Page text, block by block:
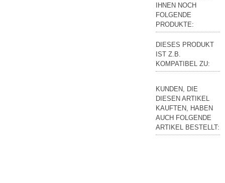
IHNEN NOCH
FOLGENDE
PRODUKTE:
DIESES PRODUKT
IST Z.B.
KOMPATIBEL ZU:
KUNDEN, DIE
DIESEN ARTIKEL
KAUFTEN, HABEN
AUCH FOLGENDE
ARTIKEL BESTELLT: